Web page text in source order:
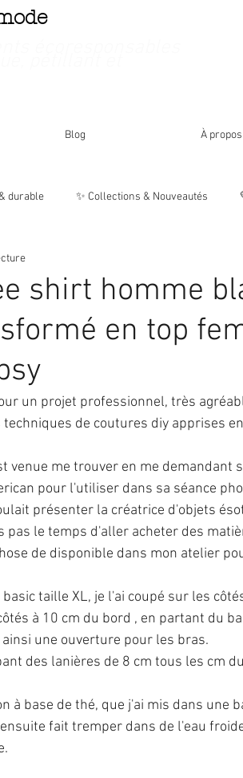
Blog À propos
durable ✨ Collections & Nouveautés
Inspirations
shirt homme
en top
un projet professionnel, très
de coutures diy apprises
venue me trouver en me demandant
pour l'utiliser dans sa séance
présenter la créatrice d'objets
pas le temps d'aller acheter des
de disponible dans mon atelier
taille XL, je l'ai coupé sur les
à 10 cm du bord , en partant du
une ouverture pour les bras.
des lanières de 8 cm tous les cm
à base de thé, que j'ai mis dans une
fait tremper dans de l'eau